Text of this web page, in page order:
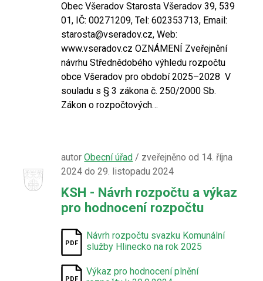
Obec Všeradov Starosta Všeradov 39, 539
01, IČ: 00271209, Tel: 602353713, Email:
starosta@vseradov.cz, Web:
www.vseradov.cz OZNÁMENÍ Zveřejnění
návrhu Střednědobého výhledu rozpočtu
obce Všeradov pro období 2025–2028 V
souladu s § 3 zákona č. 250/2000 Sb.
Zákon o rozpočtových…
autorObecní úřad / zveřejněno od 14. října
2024 do 29. listopadu 2024
KSH - Návrh rozpočtu a výkaz
pro hodnocení rozpočtu
Návrh rozpočtu svazku Komunální
služby Hlinecko na rok 2025
Výkaz pro hodnocení plnění